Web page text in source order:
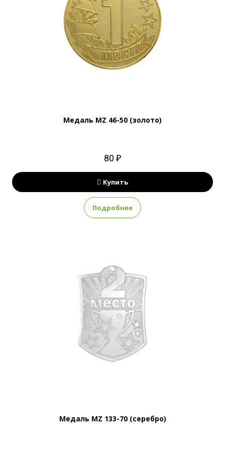
Медаль MZ 46-50 (золото)
80 ₽
Купить
Подробнее
Медаль MZ 133-70 (серебро)